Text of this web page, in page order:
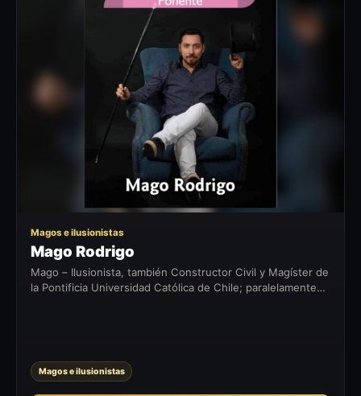
MR
Magos e ilusionistas
Mago Rodrigo
Mago – Ilusionista, también Constructor Civil y Magíster de
la Pontificia Universidad Católica de Chile; paralelamente
Magos e ilusionistas